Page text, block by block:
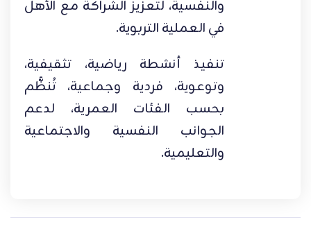
والنفسية، لتعزيز الشراكة مع الأهل
في العملية التربوية.
تنفيذ أنشطة رياضية، تثقيفية،
وتوعوية، فردية وجماعية، تُنظَّم
بحسب الفئات العمرية، لدعم
الجوانب النفسية والاجتماعية
والتعليمية.